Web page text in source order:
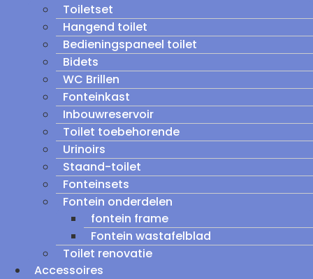
Toiletset
Hangend toilet
Bedieningspaneel toilet
Bidets
WC Brillen
Fonteinkast
Inbouwreservoir
Toilet toebehorende
Urinoirs
Staand-toilet
Fonteinsets
Fontein onderdelen
fontein frame
Fontein wastafelblad
Toilet renovatie
Accessoires